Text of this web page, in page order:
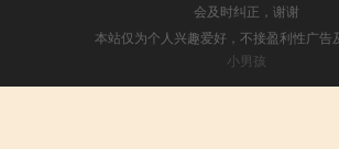
会及时纠正，谢谢
本站仅为个人兴趣爱好，不接盈利性广告
小男孩